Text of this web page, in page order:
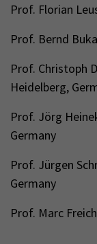
Prof. Florian
Prof. Bernd
Prof. Christoph
Heidelberg,
Prof. Jörg
Germany
Prof. Jürgen
Germany
Prof. Marc